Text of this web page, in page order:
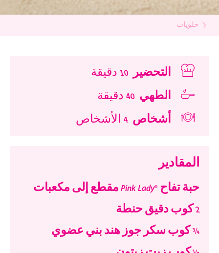
حلويات
التحضير
10 دقيقة
الطهي 40 دقيقة
أشخاص 4 الأشخاص
المقادير
حبة تفاح ®Pink Lady مقطع إلى مكعبات
2 كوب دقيق حنطة
¾ كوب سكر جوز هند بني عضوي